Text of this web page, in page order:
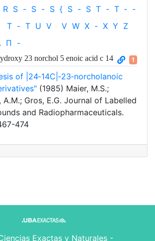
R S - S - S { S - S T - T ‐ -
T - T U V V W X - X Y Z
Π -
23 norchol 5 enoic acid c 14 1
of |24‐14C|‐23‐norcholanoic
(1985) Maier, M.S.;
A.M.; Gros, E.G. Journal of Labelled
and Radiopharmaceuticals.
474
Exactas y Naturales -